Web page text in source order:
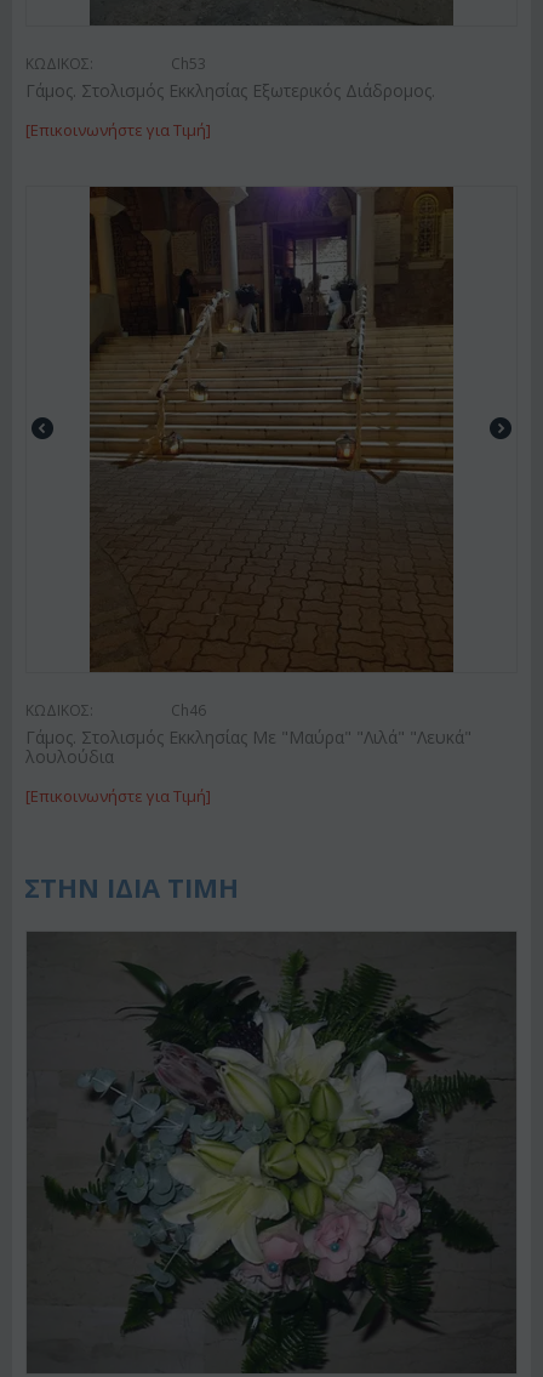
ΚΩΔΙΚΟΣ: Ch53
Γάμος. Στολισμός Εκκλησίας Εξωτερικός Διάδρομος.
[Επικοινωνήστε για Τιμή]
ΚΩΔΙΚΟΣ: Ch46
Γάμος. Στολισμός Εκκλησίας Με "Μαύρα" "Λιλά" "Λευκά"
λουλούδια
[Επικοινωνήστε για Τιμή]
ΣΤΗΝ ΙΔΙΑ ΤΙΜΗ